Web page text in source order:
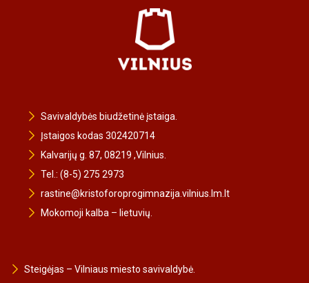
Savivaldybės biudžetinė įstaiga.
Įstaigos kodas 302420714
Kalvarijų g. 87, 08219 ,Vilnius.
Tel.: (8-5) 275 2973
rastine@kristoforoprogimnazija.vilnius.lm.lt
Mokomoji kalba – lietuvių.
Steigėjas – Vilniaus miesto savivaldybė.